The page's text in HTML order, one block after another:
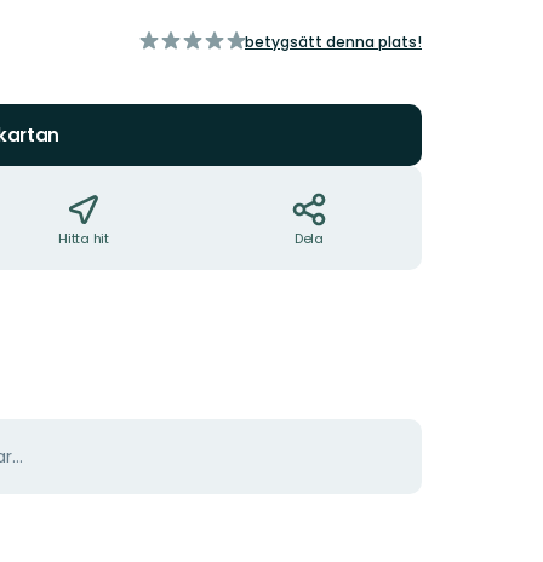
av
betygsätt denna plats!
Hitta hit Dela